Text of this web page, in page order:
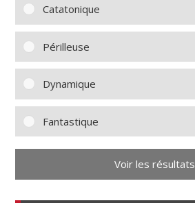
Catatonique
Périlleuse
Dynamique
Fantastique
Voir les résultats